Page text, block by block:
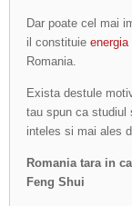
Dar poate cel mai
il constituie energia
Romania.
Exista destule
tau spun ca studiul
inteles si mai ales
Romania tara in
Feng Shui